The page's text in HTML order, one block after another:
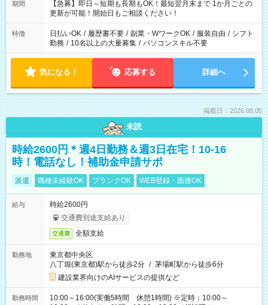
期間
【急募】即日～短期も長期もOK！最短翌月末まで 1か月ごとの
更新が可能！開始日もご相談ください！
特徴 日払いOK / 履歴書不要 / 副業・WワークOK / 服装自由 / シフト
勤務 / 10名以上の大量募集 / パソコンスキル不要
気になる！ 応募する 詳細へ
掲載日：2026.08.05
未読
時給2600円＊週4日勤務＆週3日在宅！10-16
時！電話なし！補助金申請サポ
派遣 職種未経験OK ブランクOK WEB登録・面接OK
給与
時給2600円
交通費別途支給あり
交通費 全額支給
勤務地
東京都中央区
八丁堀(東京都)駅から徒歩2分 / 茅場町駅から徒歩6分
建設業界向けのAIサービスの提供など
勤務時間
10:00～16:00(実働5時間 休憩1時間) ※定時：10:00～